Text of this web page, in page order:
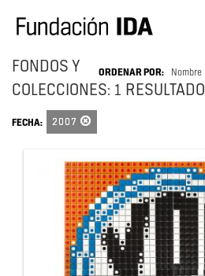
ORDENAR POR: Nombre
FONDOS Y
COLECCIONES: 1 RESULTADO
FECHA: 2007